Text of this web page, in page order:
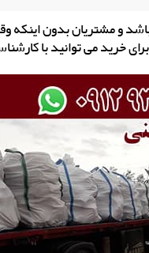
به صورت آنلاین می باشد و
خرید می توانید با